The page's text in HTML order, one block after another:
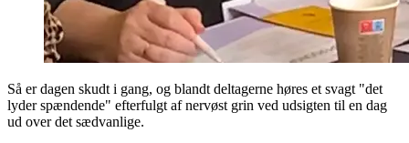
Så er dagen skudt i gang, og blandt deltagerne høres et svagt "det
lyder spændende" efterfulgt af nervøst grin ved udsigten til en dag
ud over det sædvanlige.